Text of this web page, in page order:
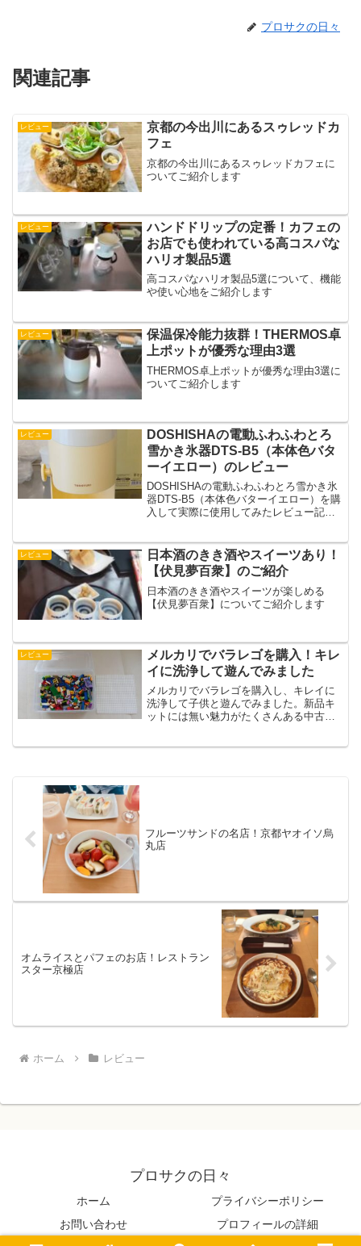
プロサクの日々
関連記事
レビュー
京都の今出川にあるスゥレッドカ
フェ
京都の今出川にあるスゥレッドカフェに
ついてご紹介します
レビュー
ハンドドリップの定番！カフェの
お店でも使われている高コスパな
ハリオ製品5選
高コスパなハリオ製品5選について、機能
や使い心地をご紹介します
レビュー
保温保冷能力抜群！THERMOS卓
上ポットが優秀な理由3選
THERMOS卓上ポットが優秀な理由3選に
ついてご紹介します
レビュー
DOSHISHAの電動ふわふわとろ
雪かき氷器DTS‐B5（本体色バタ
ーイエロー）のレビュー
DOSHISHAの電動ふわふわとろ雪かき氷
器DTS‐B5（本体色バターイエロー）を購
入して実際に使用してみたレビュー記事
の記事となっています
レビュー
日本酒のきき酒やスイーツあり！
【伏見夢百衆】のご紹介
日本酒のきき酒やスイーツが楽しめる
【伏見夢百衆】についてご紹介します
レビュー
メルカリでバラレゴを購入！キレ
イに洗浄して遊んでみました
メルカリでバラレゴを購入し、キレイに
洗浄して子供と遊んでみました。新品キ
ットには無い魅力がたくさんある中古バ
フルーツサンドの名店！京都ヤオイソ烏
丸店
オムライスとパフェのお店！レストラン
スター京極店
ホーム レビュー
プロサクの日々
ホーム
プライバシーポリシー
お問い合わせ
プロフィールの詳細